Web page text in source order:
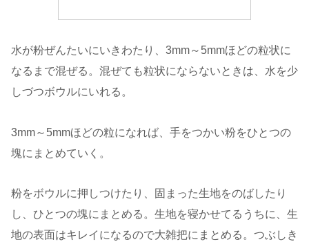
水が粉ぜんたいにいきわたり、3mm～5mmほどの粒状に
なるまで混ぜる。混ぜても粒状にならないときは、水を少
しづつボウルにいれる。
3mm～5mmほどの粒になれば、手をつかい粉をひとつの
塊にまとめていく。
粉をボウルに押しつけたり、固まった生地をのばしたり
し、ひとつの塊にまとめる。生地を寝かせてるうちに、生
地の表面はキレイになるので大雑把にまとめる。つぶしき